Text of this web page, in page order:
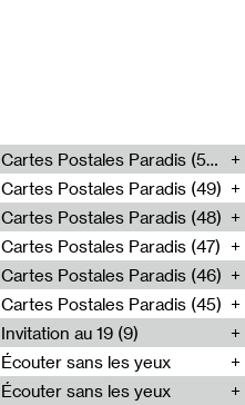
Cartes Postales Paradis (50)
Cartes Postales Paradis (49)
Cartes Postales Paradis (48)
Cartes Postales Paradis (47)
Cartes Postales Paradis (46)
Cartes Postales Paradis (45)
Invitation au 19 (9)
Écouter sans les yeux
Écouter sans les yeux